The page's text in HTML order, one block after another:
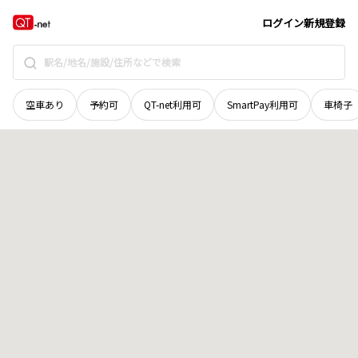
ログイン新規登録
空車あり 予約可 QT-net利用可 SmartPay利用可 車椅子
新潟県